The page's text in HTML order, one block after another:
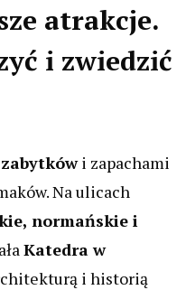
atrakcje.
i zwiedzić
i zapachami
Na ulicach
normańskie i
Katedra w
i historią